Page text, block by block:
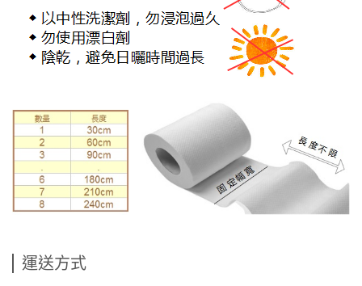
運送方式